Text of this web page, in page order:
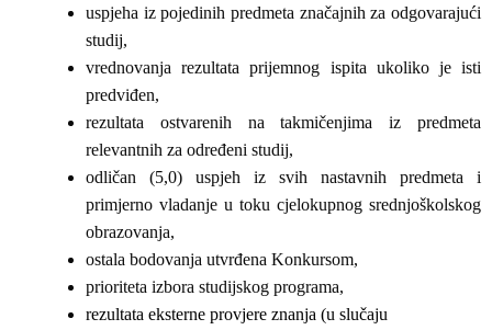
uspjeha iz pojedinih predmeta značajnih za odgovarajući
studij,
vrednovanja rezultata prijemnog ispita ukoliko je isti
predviđen,
rezultata ostvarenih na takmičenjima iz predmeta
relevantnih za određeni studij,
odličan (5,0) uspjeh iz svih nastavnih predmeta i
primjerno vladanje u toku cjelokupnog srednjoškolskog
obrazovanja,
ostala bodovanja utvrđena Konkursom,
prioriteta izbora studijskog programa,
rezultata eksterne provjere znanja (u slučaju